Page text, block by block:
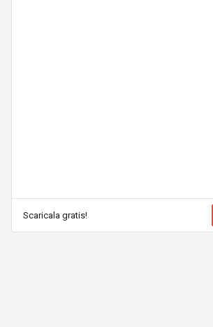
Scaricala gratis!